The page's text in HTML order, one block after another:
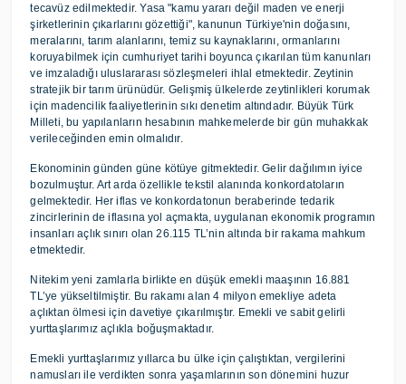
tecavüz edilmektedir. Yasa "kamu yararı değil maden ve enerji
şirketlerinin çıkarlarını gözettiği", kanunun Türkiye'nin doğasını,
meralarını, tarım alanlarını, temiz su kaynaklarını, ormanlarını
koruyabilmek için cumhuriyet tarihi boyunca çıkarılan tüm kanunları
ve imzaladığı uluslararası sözleşmeleri ihlal etmektedir. Zeytinin
stratejik bir tarım ürünüdür. Gelişmiş ülkelerde zeytinlikleri korumak
için madencilik faaliyetlerinin sıkı denetim altındadır. Büyük Türk
Milleti, bu yapılanların hesabının mahkemelerde bir gün muhakkak
verileceğinden emin olmalıdır.
Ekonominin günden güne kötüye gitmektedir. Gelir dağılımın iyice
bozulmuştur. Art arda özellikle tekstil alanında konkordatoların
gelmektedir. Her iflas ve konkordatonun beraberinde tedarik
zincirlerinin de iflasına yol açmakta, uygulanan ekonomik programın
insanları açlık sınırı olan 26.115 TL’nin altında bir rakama mahkum
etmektedir.
Nitekim yeni zamlarla birlikte en düşük emekli maaşının 16.881
TL’ye yükseltilmiştir. Bu rakamı alan 4 milyon emekliye adeta
açlıktan ölmesi için davetiye çıkarılmıştır. Emekli ve sabit gelirli
yurttaşlarımız açlıkla boğuşmaktadır.
Emekli yurttaşlarımız yıllarca bu ülke için çalıştıktan, vergilerini
namusları ile verdikten sonra yaşamlarının son dönemini huzur